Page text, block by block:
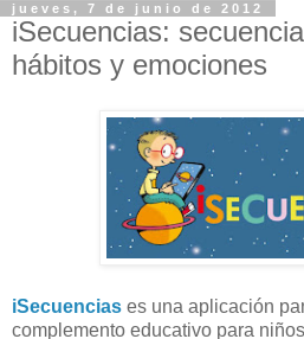
jueves, 7 de junio de 2012
iSecuencias:
hábitos y emociones
iSecuencias es una aplicación
complemento educativo para